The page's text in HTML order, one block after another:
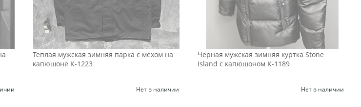
Теплая мужская зимняя парка с мехом на
капюшоне К-1223
Нет в наличии
Черная мужская зимняя куртка Stone
Island с капюшоном К-1189
Нет в наличии